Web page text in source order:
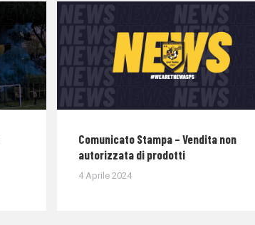
Comunicato Stampa – Vendita non
autorizzata di prodotti
4 Aprile 2024